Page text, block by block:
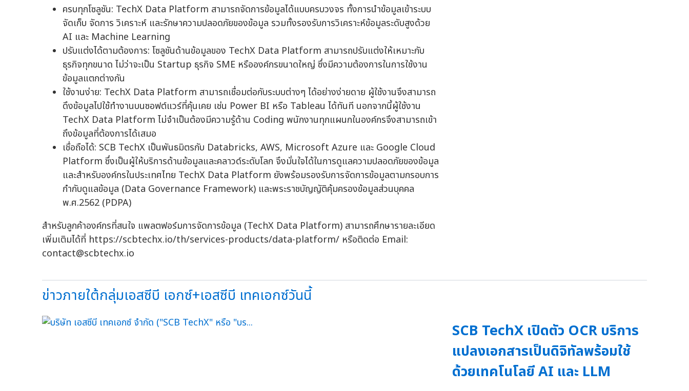
ครบทุกโซลูชัน: TechX Data Platform สามารถจัดการข้อมูลได้แบบครบวงจร ทั้งการนำข้อมูลเข้าระบบ
จัดเก็บ จัดการ วิเคราะห์ และรักษาความปลอดภัยของข้อมูล รวมทั้งรองรับการวิเคราะห์ข้อมูลระดับสูงด้วย
AI และ Machine Learning
ปรับแต่งได้ตามต้องการ: โซลูชันด้านข้อมูลของ TechX Data Platform สามารถปรับแต่งให้เหมาะกับ
ธุรกิจทุกขนาด ไม่ว่าจะเป็น Startup ธุรกิจ SME หรือองค์กรขนาดใหญ่ ซึ่งมีความต้องการในการใช้งาน
ข้อมูลแตกต่างกัน
ใช้งานง่าย: TechX Data Platform สามารถเชื่อมต่อกับระบบต่างๆ ได้อย่างง่ายดาย ผู้ใช้งานจึงสามารถ
ดึงข้อมูลไปใช้ทำงานบนซอฟต์แวร์ที่คุ้นเคย เช่น Power BI หรือ Tableau ได้ทันที นอกจากนี้ผู้ใช้งาน
TechX Data Platform ไม่จำเป็นต้องมีความรู้ด้าน Coding พนักงานทุกแผนกในองค์กรจึงสามารถเข้า
ถึงข้อมูลที่ต้องการได้เสมอ
เชื่อถือได้: SCB TechX เป็นพันธมิตรกับ Databricks, AWS, Microsoft Azure และ Google Cloud
Platform ซึ่งเป็นผู้ให้บริการด้านข้อมูลและคลาวด์ระดับโลก จึงมั่นใจได้ในการดูแลความปลอดภัยของข้อมูล
และสำหรับองค์กรในประเทศไทย TechX Data Platform ยังพร้อมรองรับการจัดการข้อมูลตามกรอบการ
กำกับดูแลข้อมูล (Data Governance Framework) และพระราชบัญญัติคุ้มครองข้อมูลส่วนบุคคล
พ.ศ.2562 (PDPA)
สำหรับลูกค้าองค์กรที่สนใจ แพลตฟอร์มการจัดการข้อมูล (TechX Data Platform) สามารถศึกษารายละเอียด
เพิ่มเติมได้ที่ https://scbtechx.io/th/services-products/data-platform/ หรือติดต่อ Email:
contact@scbtechx.io
ข่าวภายใต้กลุ่มเอสซีบี เอกซ์+เอสซีบี เทคเอกซ์วันนี้
SCB TechX เปิดตัว OCR บริการ
แปลงเอกสารเป็นดิจิทัลพร้อมใช้
ด้วยเทคโนโลยี AI และ LLM